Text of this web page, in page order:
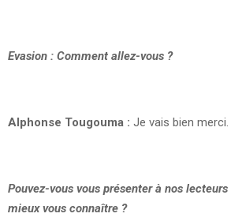
Evasion : Comment allez-vous ?
Alphonse Tougouma : Je vais bien merci.
Pouvez-vous vous présenter à nos
mieux vous connaître ?